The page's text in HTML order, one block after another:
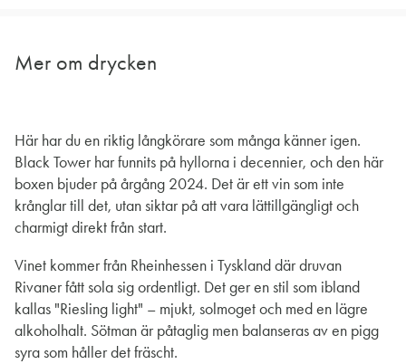
Mer om drycken
Här har du en riktig långkörare som många känner igen.
Black Tower har funnits på hyllorna i decennier, och den här
boxen bjuder på årgång 2024. Det är ett vin som inte
krånglar till det, utan siktar på att vara lättillgängligt och
charmigt direkt från start.
Vinet kommer från Rheinhessen i Tyskland där druvan
Rivaner fått sola sig ordentligt. Det ger en stil som ibland
kallas "Riesling light" – mjukt, solmoget och med en lägre
alkoholhalt. Sötman är påtaglig men balanseras av en pigg
syra som håller det fräscht.